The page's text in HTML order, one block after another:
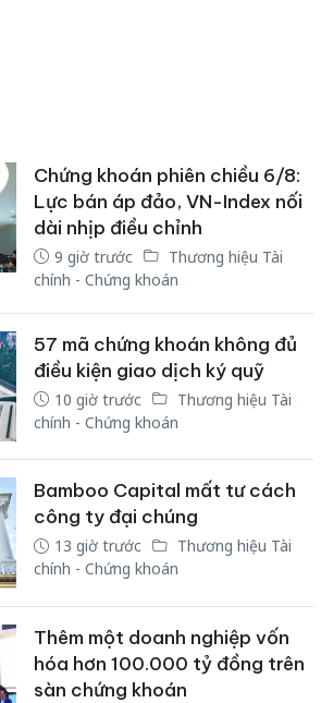
Chứng khoán phiên chiều 6/8:
Lực bán áp đảo, VN-Index nối
dài nhịp điều chỉnh
9 giờ trước
Thương hiệu Tài
chính - Chứng khoán
57 mã chứng khoán không đủ
điều kiện giao dịch ký quỹ
10 giờ trước
Thương hiệu Tài
chính - Chứng khoán
Bamboo Capital mất tư cách
công ty đại chúng
13 giờ trước
Thương hiệu Tài
chính - Chứng khoán
Thêm một doanh nghiệp vốn
hóa hơn 100.000 tỷ đồng trên
sàn chứng khoán